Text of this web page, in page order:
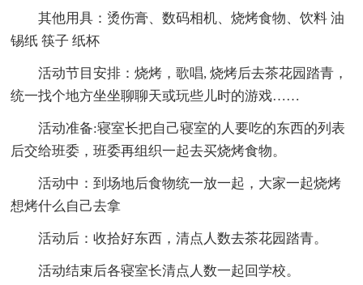
其他用具：烫伤膏、数码相机、烧烤食物、饮料 油
锡纸 筷子 纸杯
活动节目安排：烧烤，歌唱, 烧烤后去茶花园踏青，
统一找个地方坐坐聊聊天或玩些儿时的游戏……
活动准备:寝室长把自己寝室的人要吃的东西的列表
后交给班委，班委再组织一起去买烧烤食物。
活动中：到场地后食物统一放一起，大家一起烧烤
想烤什么自己去拿
活动后：收拾好东西，清点人数去茶花园踏青。
活动结束后各寝室长清点人数一起回学校。